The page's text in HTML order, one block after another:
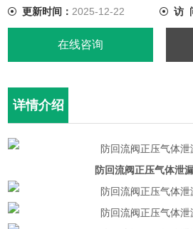
更新时间： 2025-12-22 访
在线咨询
详情介绍
防回流阀正压气体泄